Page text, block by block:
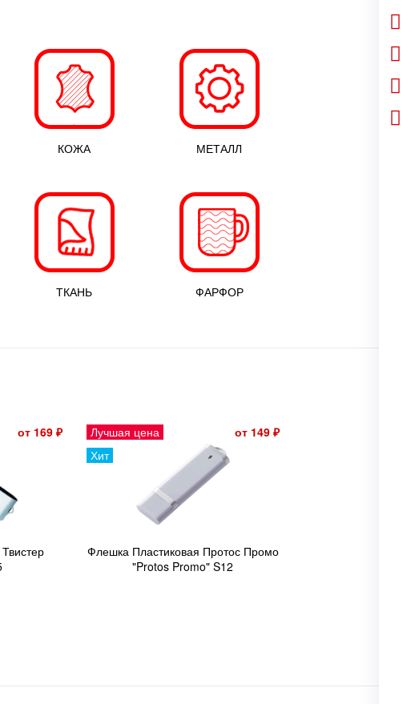
КОЖА МЕТАЛЛ
ТКАНЬ ФАРФОР
от 169 ₽ от 149 ₽
Лучшая цена
Хит
Флешка Пластиковая Протос Промо
"Protos Promo" S12